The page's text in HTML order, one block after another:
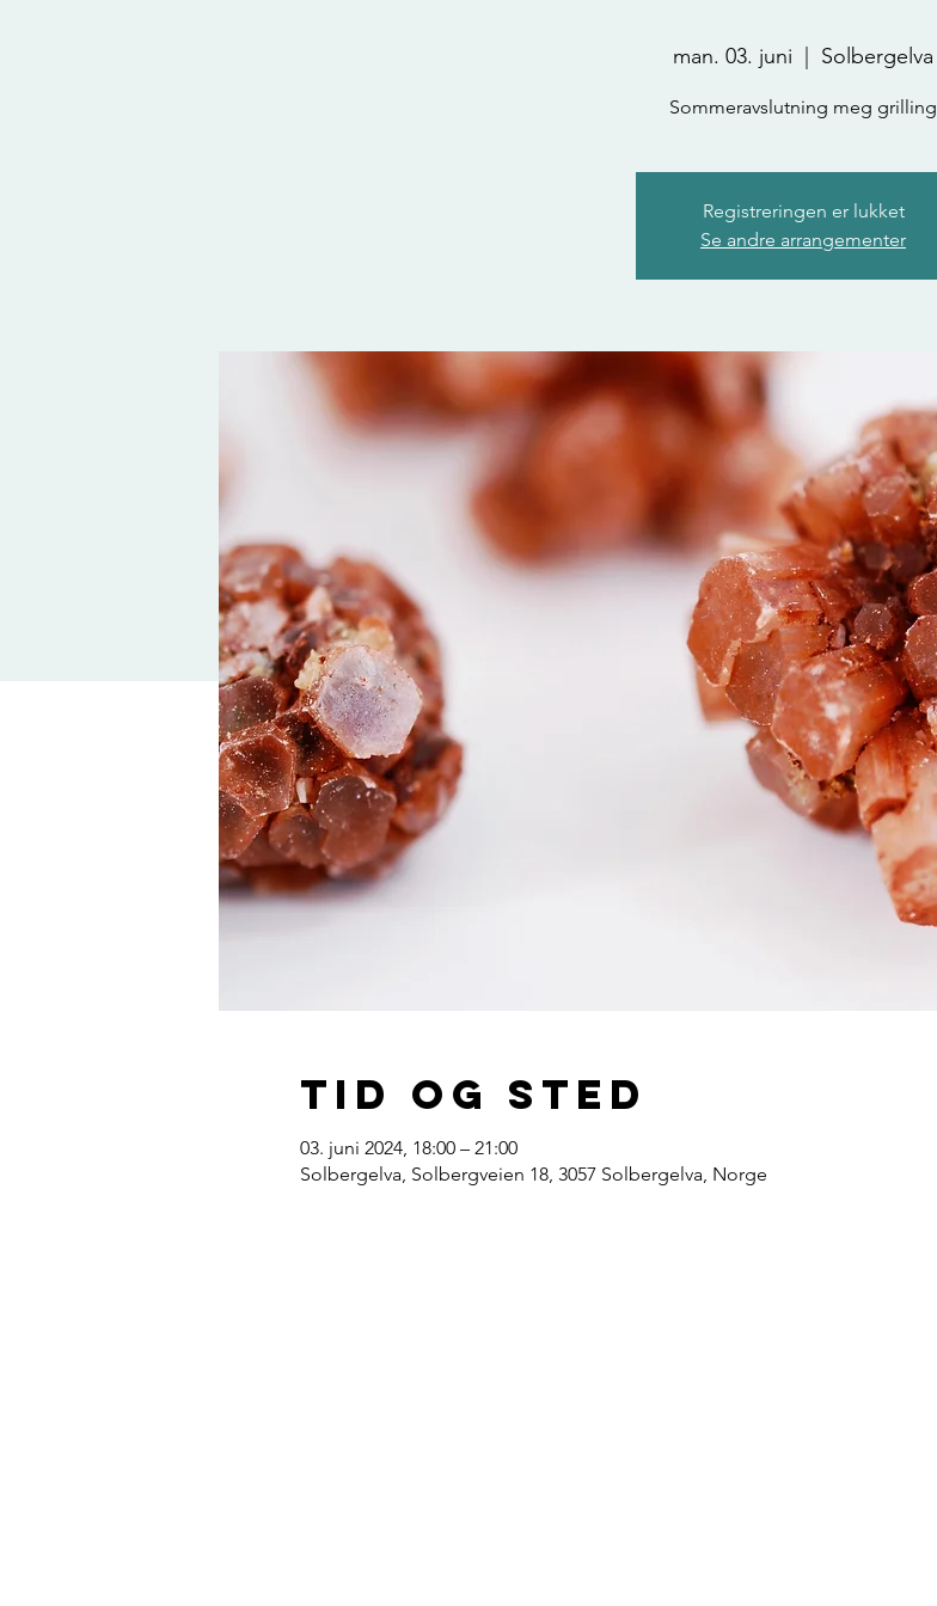
man. 03. juni Solbergelva
Sommeravslutning meg grilling
Registreringen er lukket
Se andre arrangementer
Tid og sted
03. juni 2024, 18:00 – 21:00
Solbergelva, Solbergveien 18, 3057 Solbergelva, Norge